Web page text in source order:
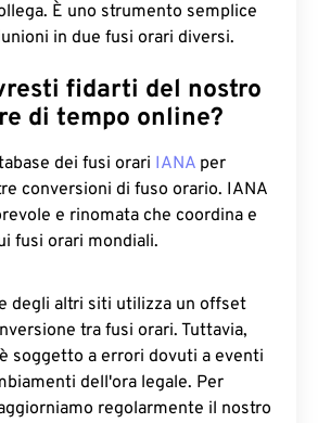
È uno strumento semplice
in due fusi orari diversi.
fidarti del nostro
di tempo online?
dei fusi orari IANA per
conversioni di fuso orario. IANA
e rinomata che coordina e
fusi orari mondiali.
degli altri siti utilizza un offset
tra fusi orari. Tuttavia,
soggetto a errori dovuti a eventi
dell'ora legale. Per
regolarmente il nostro